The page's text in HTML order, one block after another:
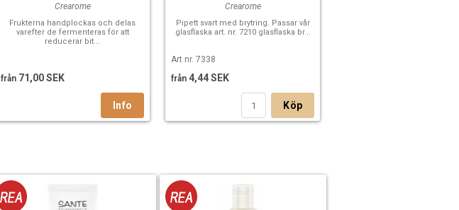
Crearome
Frukterna handplockas och delas
varefter de fermenteras för att
reducerar bit...
från 71,00 SEK
Crearome
Pipett svart med brytring. Passar vår
glasflaska art. nr. 7210 glasflaska br...
Art nr. 7338
från 4,44 SEK
Köp